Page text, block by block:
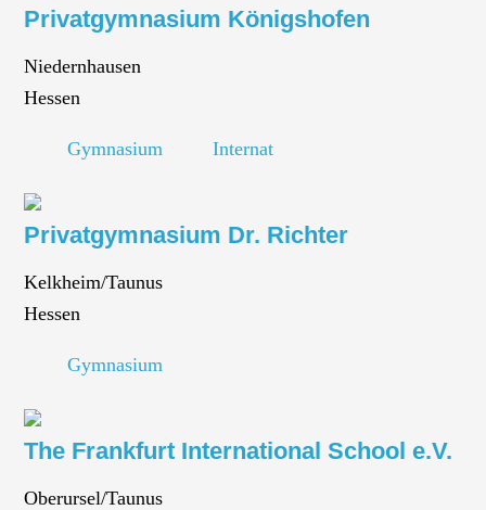
Privatgymnasium Königshofen
Niedernhausen
Hessen
Gymnasium Internat
Privatgymnasium Dr. Richter
Kelkheim/Taunus
Hessen
Gymnasium
The Frankfurt International School e.V.
Oberursel/Taunus